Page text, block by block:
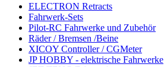
ELECTRON Retracts
Fahrwerk-Sets
Pilot-RC Fahrwerke und Zubehör
Räder / Bremsen /Beine
XICOY Controller / CGMeter
JP HOBBY - elektrische Fahrwerke